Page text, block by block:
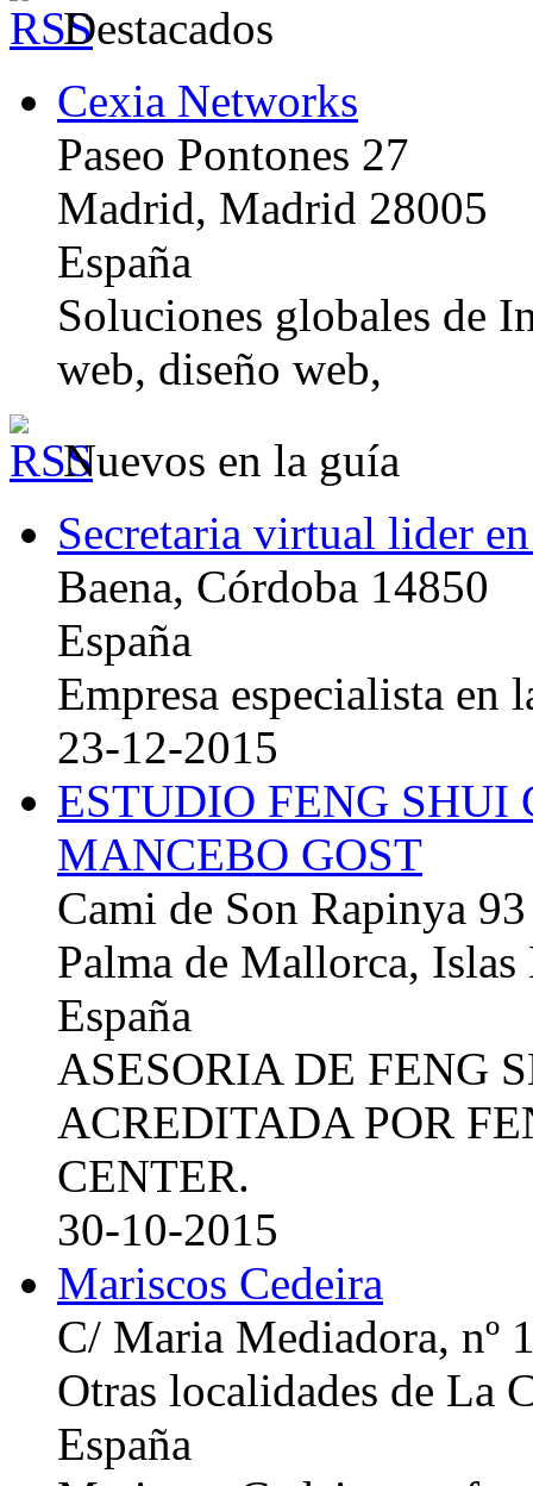
Destacados
Cexia Networks
Paseo Pontones 27
Madrid, Madrid 28005
España
Soluciones globales de
web, diseño web,
Nuevos en la guía
Secretaria virtual lider
Baena, Córdoba 14850
España
Empresa especialista en
23-12-2015
ESTUDIO FENG
MANCEBO GOST
Cami de Son Rapinya 93
Palma de Mallorca, Islas
España
ASESORIA DE FENG
ACREDITADA POR
CENTER.
30-10-2015
Mariscos Cedeira
C/ Maria Mediadora, nº
Otras localidades de La
España